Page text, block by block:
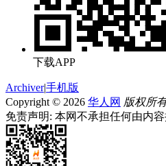
下载APP
Archiver|手机版
Copyright © 2026 华人网 版权所
免责声明: 本网不承担任何由内